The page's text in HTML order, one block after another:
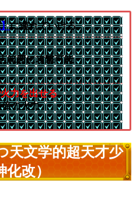
に連れていける
範囲に攻撃可能
力を出せる
の火力
天文学的超天才少
化改）